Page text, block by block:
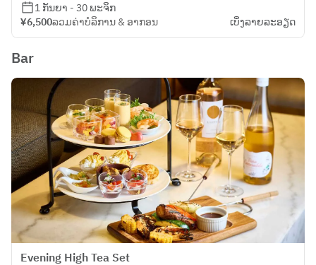
1 ກັນຍາ - 30 ພະຈິກ
¥6,500ລວມຄ່າບໍລິການ & ອາກອນ ເບິ່ງ​ລາຍ​ລະ​ອຽດ
Bar
Evening High Tea Set